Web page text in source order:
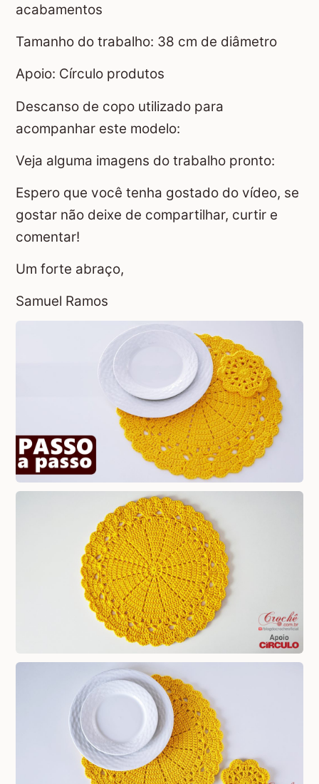
acabamentos
Tamanho do trabalho: 38 cm de diâmetro
Apoio: Círculo produtos
Descanso de copo utilizado para
acompanhar este modelo:
Veja alguma imagens do trabalho pronto:
Espero que você tenha gostado do vídeo, se
gostar não deixe de compartilhar, curtir e
comentar!
Um forte abraço,
Samuel Ramos